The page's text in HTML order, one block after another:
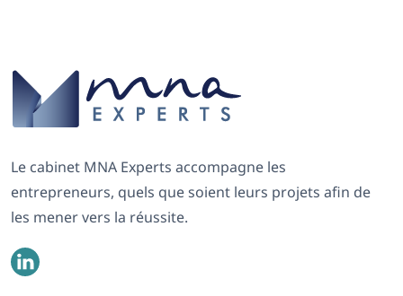
Le cabinet MNA Experts accompagne les
entrepreneurs, quels que soient leurs projets afin de
les mener vers la réussite.